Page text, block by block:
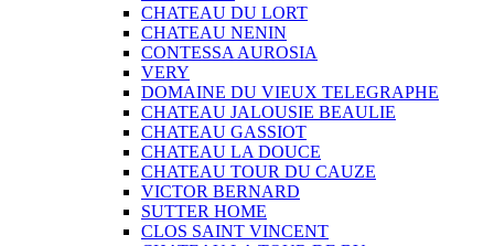
CHATEAU DU LORT
CHATEAU NENIN
CONTESSA AUROSIA
VERY
DOMAINE DU VIEUX TELEGRAPHE
CHATEAU JALOUSIE BEAULIE
CHATEAU GASSIOT
CHATEAU LA DOUCE
CHATEAU TOUR DU CAUZE
VICTOR BERNARD
SUTTER HOME
CLOS SAINT VINCENT